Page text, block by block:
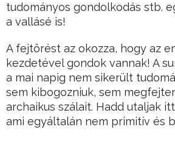
tudományos gondolkodás stb.
a vallásé is!
A fejtörést az okozza, hogy az
kezdetével gondok vannak! A
a mai napig nem sikerült
sem kibogozniuk, sem
archaikus szálait. Hadd utaljak
ami egyáltalán nem primitív és